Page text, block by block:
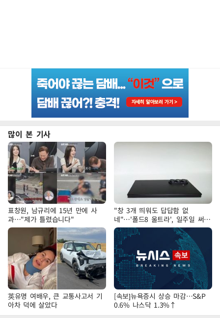
많이 본 기사
표창원, 남규리에 15년 만에 사
과…"제가 틀렸습니다"
"창 3개 띄워도 답답함 없
네"…'폴드8 울트라', 일주일 써보
니
英유명 여배우, 큰 교통사고서 기
아차 덕에 살았다
[속보]뉴욕증시 상승 마감…S&P
0.6% 나스닥 1.3%↑